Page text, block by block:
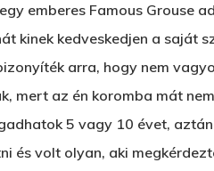
emberes Famous Grouse
kinek kedveskedjen a saját
arra, hogy nem
mert az én koromba mát
5 vagy 10 évet,
és volt olyan, aki